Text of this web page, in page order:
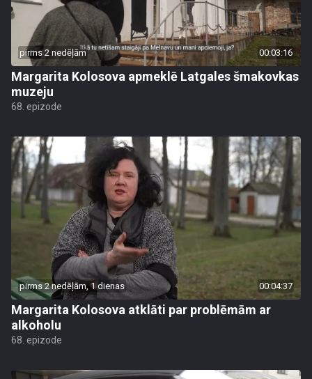
pirms 2 nedēļām 00:03:16
Margarita Kolosova apmeklē Latgales šmakovkas
muzeju
68. epizode
pirms 2 nedēļām, 1 dienas 00:04:37
Margarita Kolosova atklāti par problēmām ar
alkoholu
68. epizode